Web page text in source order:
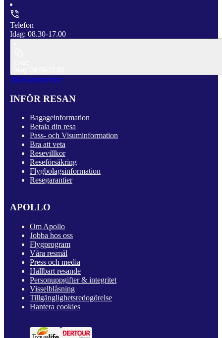
Telefon
Idag: 08.30-17.00
Till Kundservice
INFÖR RESAN
Bagageinformation
Betala din resa
Pass- och Visuminformation
Bra att veta
Resevillkor
Reseförsäkring
Flygbolagsinformation
Resegarantier
APOLLO
Om Apollo
Jobba hos oss
Flygprogram
Våra resmål
Press och media
Hållbart resande
Personuppgifter & integritet
Visselblåsning
Tillgänglighetsredogörelse
Hantera cookies